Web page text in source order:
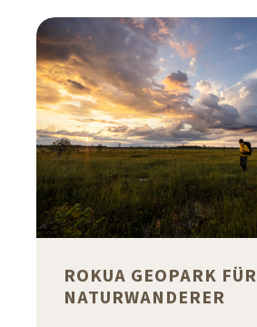
ROKUA GEOPARK FÜR
NATURWANDERER